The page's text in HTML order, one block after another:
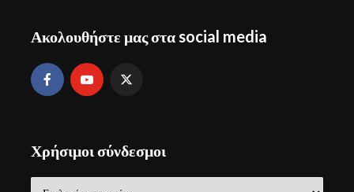
Ακολουθήστε μας στα social media
Χρήσιμοι σύνδεσμοι